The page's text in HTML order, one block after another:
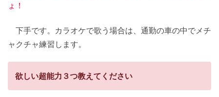
ょ！
下手です。カラオケで歌う場合は、通勤の車の中でメチ
ャクチャ練習します。
欲しい超能力３つ教えてください